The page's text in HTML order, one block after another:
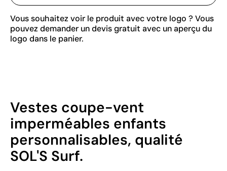
Vous souhaitez voir le produit avec votre logo ? Vous
pouvez demander un devis gratuit avec un aperçu du
logo dans le panier.
Vestes coupe-vent
imperméables enfants
personnalisables, qualité
SOL'S Surf.